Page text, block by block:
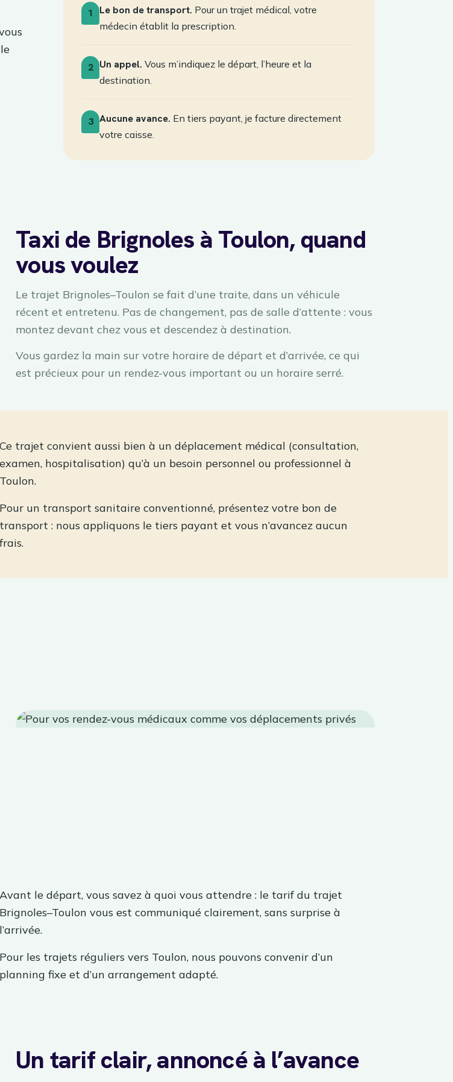
1 Le bon de transport. Pour un trajet médical, votre
médecin établit la prescription.
2 Un appel. Vous m’indiquez le départ, l’heure et la
destination.
3 Aucune avance. En tiers payant, je facture directement
votre caisse.
Taxi de Brignoles à Toulon, quand
vous voulez
Le trajet Brignoles–Toulon se fait d’une traite, dans un véhicule
récent et entretenu. Pas de changement, pas de salle d’attente : vous
montez devant chez vous et descendez à destination.
Vous gardez la main sur votre horaire de départ et d’arrivée, ce qui
est précieux pour un rendez-vous important ou un horaire serré.
Ce trajet convient aussi bien à un déplacement médical (consultation,
examen, hospitalisation) qu’à un besoin personnel ou professionnel à
Toulon.
Pour un transport sanitaire conventionné, présentez votre bon de
transport : nous appliquons le tiers payant et vous n’avancez aucun
frais.
Avant le départ, vous savez à quoi vous attendre : le tarif du trajet
Brignoles–Toulon vous est communiqué clairement, sans surprise à
l’arrivée.
Pour les trajets réguliers vers Toulon, nous pouvons convenir d’un
planning fixe et d’un arrangement adapté.
Un tarif clair, annoncé à l’avance